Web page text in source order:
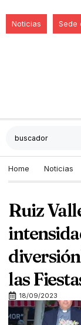
Noticias Sede
Home Noticias
Ruiz
las
18/09/2023